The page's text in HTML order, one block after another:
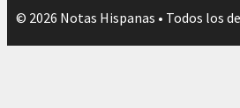
© 2026 Notas Hispanas • Todos los